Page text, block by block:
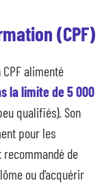
(CPF)
alimenté
la limite de 5 000
qualifiés). Son
pour les
de
ou d’acquérir